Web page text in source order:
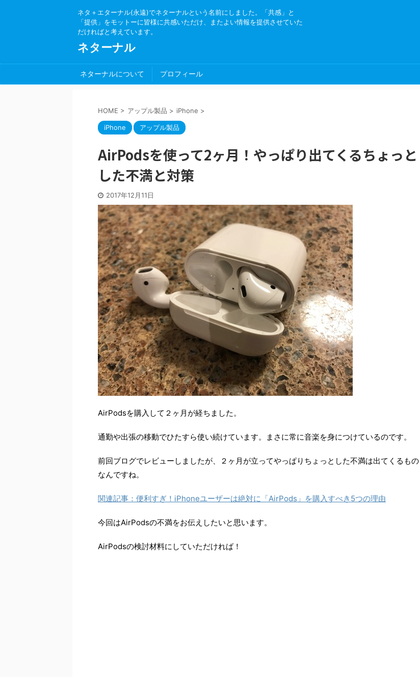
ネタ＋エターナル(永遠)でネターナルという名前にしました。「共感」と
「提供」をモットーに皆様に共感いただけ、またよい情報を提供させていた
だければと考えています。
ネターナル
ネターナルについて プロフィール
HOME > アップル製品 > iPhone >
iPhone アップル製品
AirPodsを使って2ヶ月！やっぱり出てくるちょっと
した不満と対策
2017年12月11日
AirPodsを購入して２ヶ月が経ちました。
通勤や出張の移動でひたすら使い続けています。まさに常に音楽を身につけているのです。
前回ブログでレビューしましたが、２ヶ月が立ってやっぱりちょっとした不満は出てくるもの
なんですね。
関連記事：便利すぎ！iPhoneユーザーは絶対に「AirPods」を購入すべき5つの理由
今回はAirPodsの不満をお伝えしたいと思います。
AirPodsの検討材料にしていただければ！